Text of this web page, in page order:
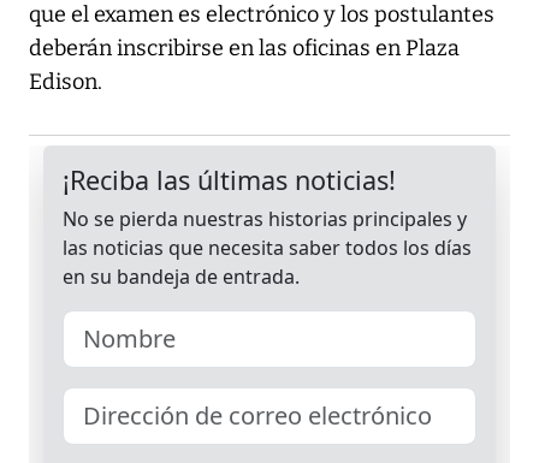
que el examen es electrónico y los postulantes
deberán inscribirse en las oficinas en Plaza
Edison.